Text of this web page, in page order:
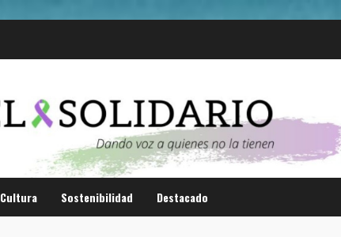
Cultura Sostenibilidad Destacado